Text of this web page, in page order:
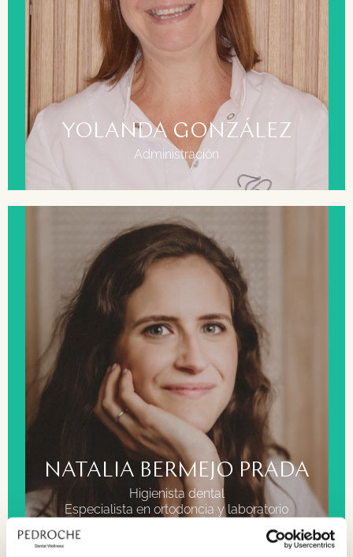
YOLANDA GONZÁLEZ
Administración
FORMACIÓN
Técnico superior en administración
NATALIA BERMEJO PRADA
Higienista dental
Especialista en ortodoncia y laboratorio
FORMACIÓN
Grado superior higiene bucodental.
Grado superior prótesis dental.